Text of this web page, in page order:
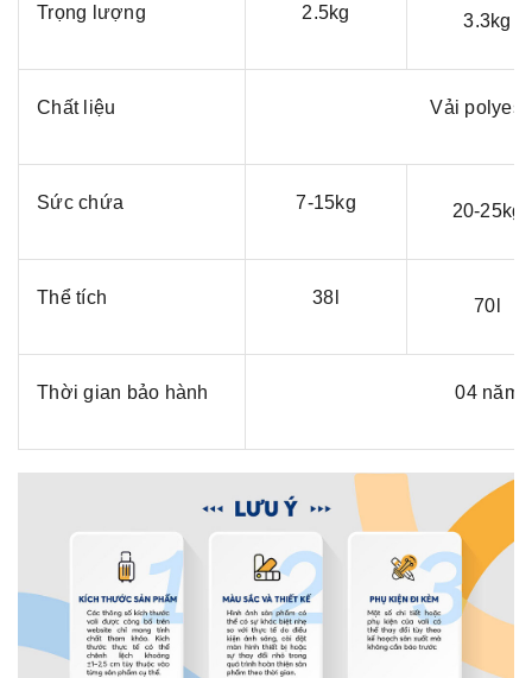
Trọng lượng 2.5kg 3.3kg
Chất liệu Vải
Sức chứa 7-15kg 20-25kg
Thể tích 38l 70l
Thời gian bảo hành 04 năm